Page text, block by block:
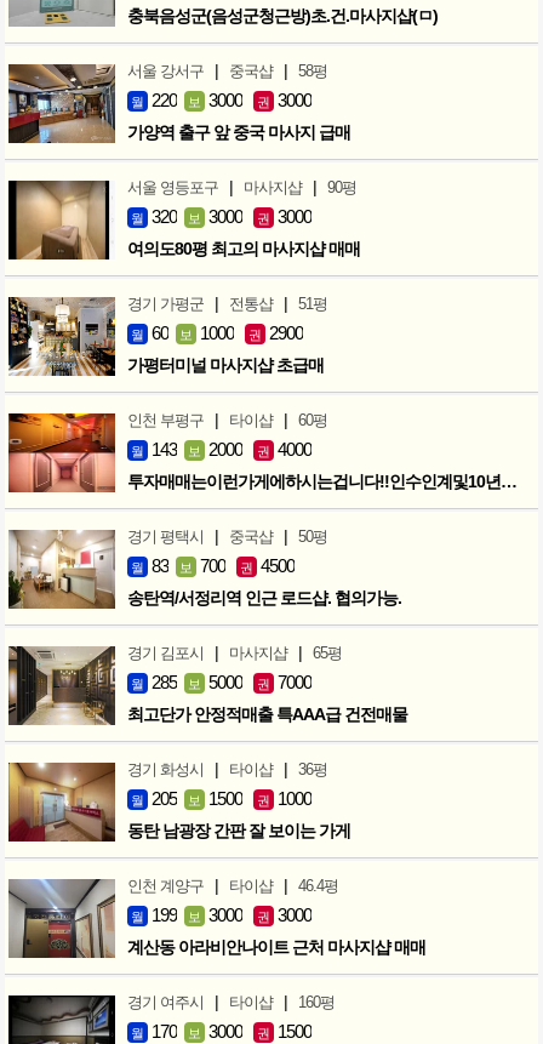
충북음성군(음성군청근방)초.건.마사지샵(ㅁ)
서울 강서구 | 중국샵 | 58평
월 220 보 3000 권 3000
가양역 출구 앞 중국 마사지 급매
서울 영등포구 | 마사지샵 | 90평
월 320 보 3000 권 3000
여의도80평 최고의 마사지샵 매매
경기 가평군 | 전통샵 | 51평
월 60 보 1000 권 2900
가평터미널 마사지샵 초급매
인천 부평구 | 타이샵 | 60평
월 143 보 2000 권 4000
투자매매는이런가게에하시는겁니다!!인수인계및10년노하우 모두승계
경기 평택시 | 중국샵 | 50평
월 83 보 700 권 4500
송탄역/서정리역 인근 로드샵. 협의가능.
경기 김포시 | 마사지샵 | 65평
월 285 보 5000 권 7000
최고단가 안정적매출 특AAA급 건전매물
경기 화성시 | 타이샵 | 36평
월 205 보 1500 권 1000
동탄 남광장 간판 잘 보이는 가게
인천 계양구 | 타이샵 | 46.4평
월 199 보 3000 권 3000
계산동 아라비안나이트 근처 마사지샵 매매
경기 여주시 | 타이샵 | 160평
월 170 보 3000 권 1500